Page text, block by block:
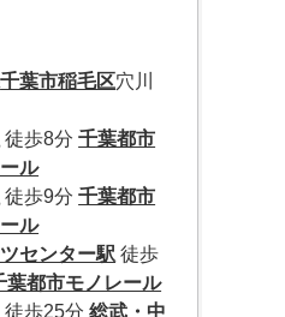
千葉市稲毛区穴川
徒歩8分千葉都市
ル
徒歩9分千葉都市
ル
センター駅 徒歩
葉都市モノレール
徒歩25分総武・中